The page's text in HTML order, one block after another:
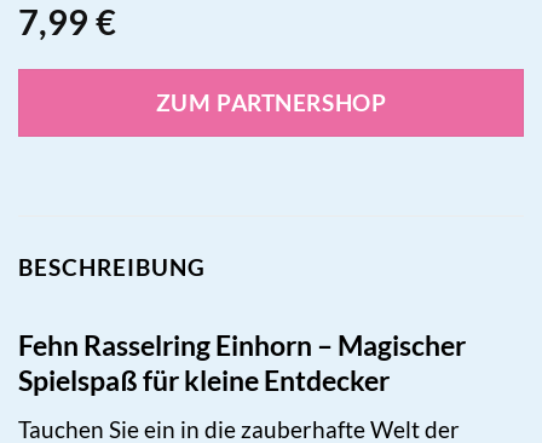
7,99 €
ZUM PARTNERSHOP
BESCHREIBUNG
Fehn Rasselring Einhorn – Magischer
Spielspaß für kleine Entdecker
Tauchen Sie ein in die zauberhafte Welt der